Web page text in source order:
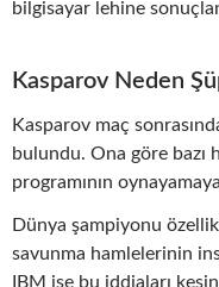
bilgisayar lehine
Kasparov Neden
Kasparov maç
bulundu. Ona göre bazı
programının
Dünya şampiyonu
savunma hamlelerinin
IBM ise bu iddiaları